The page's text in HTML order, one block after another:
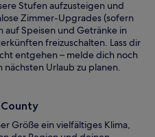
Stufen aufzusteigen und
Zimmer-Upgrades (sofern
Speisen und Getränke in
freizuschalten. Lass dir
entgehen – melde dich noch
Urlaub zu planen.
Größe ein vielfältiges Klima,